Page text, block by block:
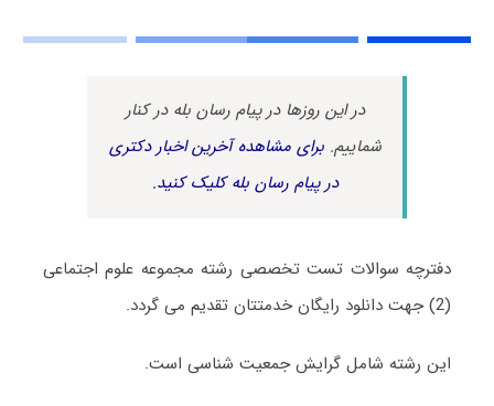
در این روزها در پیام رسان بله در کنار
شماییم.برای مشاهده آخرین اخبار دکتری
در پیام رسان بله کلیک کنید.
دفترچه سوالات تست تخصصی رشته مجموعه علوم اجتماعی
(2) جهت دانلود رایگان خدمتتان تقدیم می گردد.
این رشته شامل گرایش جمعیت شناسی است.